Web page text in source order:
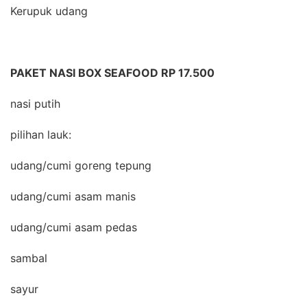
Kerupuk udang
PAKET NASI BOX SEAFOOD RP 17.500
nasi putih
pilihan lauk:
udang/cumi goreng tepung
udang/cumi asam manis
udang/cumi asam pedas
sambal
sayur